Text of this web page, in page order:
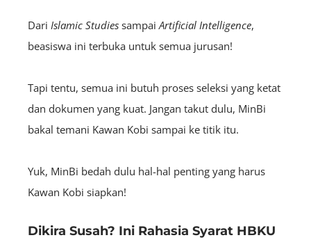
Dari Islamic Studies sampaiArtificial Intelligence,
beasiswa ini terbuka untuk semua jurusan!
Tapi tentu, semua ini butuh proses seleksi yang ketat
dan dokumen yang kuat. Jangan takut dulu, MinBi
bakal temani Kawan Kobi sampai ke titik itu.
Yuk, MinBi bedah dulu hal-hal penting yang harus
Kawan Kobi siapkan!
Dikira Susah? Ini Rahasia Syarat HBKU